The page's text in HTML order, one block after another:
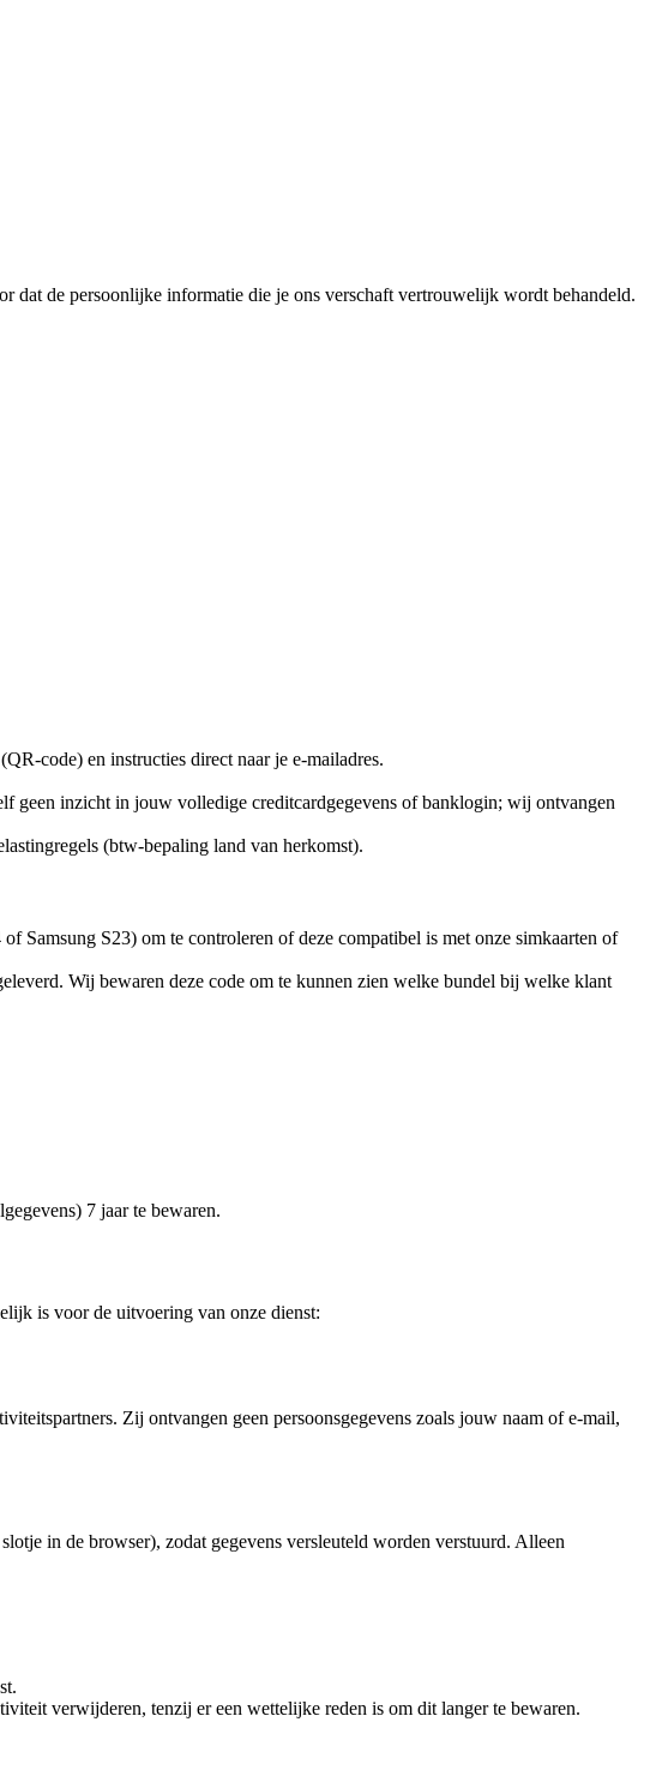
dat de persoonlijke informatie die je ons verschaft vertrouwelijk wordt behandeld.
code) en instructies direct naar je e-mailadres.
geen inzicht in jouw volledige creditcardgegevens of banklogin; wij ontvangen
(btw-bepaling land van herkomst).
Samsung S23) om te controleren of deze compatibel is met onze simkaarten of
Wij bewaren deze code om te kunnen zien welke bundel bij welke klant
7 jaar te bewaren.
is voor de uitvoering van onze dienst:
Zij ontvangen geen persoonsgegevens zoals jouw naam of e-mail,
in de browser), zodat gegevens versleuteld worden verstuurd. Alleen
verwijderen, tenzij er een wettelijke reden is om dit langer te bewaren.